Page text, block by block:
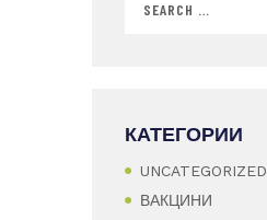
КАТЕГОРИИ
UNCATEGORIZED
ВАКЦИНИ